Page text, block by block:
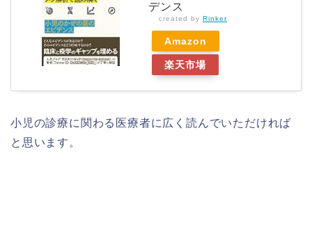
デンス
created by Rinker
Amazon
楽天市場
小児の診療に関わる医療者に広く読んでいただければ
と思います。